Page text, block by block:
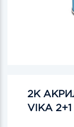
2К
VIKA 2+1